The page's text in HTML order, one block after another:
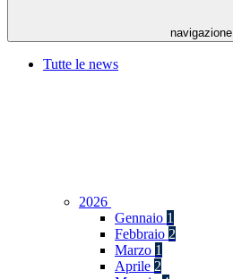
navigazione
Tutte le news
2026
Gennaio 1
Febbraio 2
Marzo 1
Aprile 2